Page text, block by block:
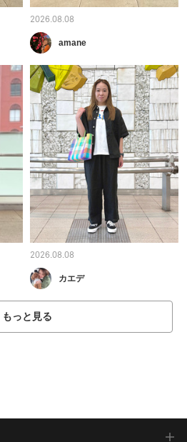
2026.08.08
amane
2026.08.08
カエデ
もっと見る